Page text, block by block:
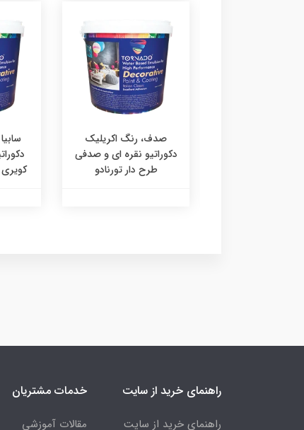
صدف، رنگ اکریلیک
دکوراتیو نقره ای و صدفی
طرح دار تورنادو
کویری
راهنمای خرید از سایت
راهنمای خرید از سایت
خدمات مشتریان
مقالات آموزشی